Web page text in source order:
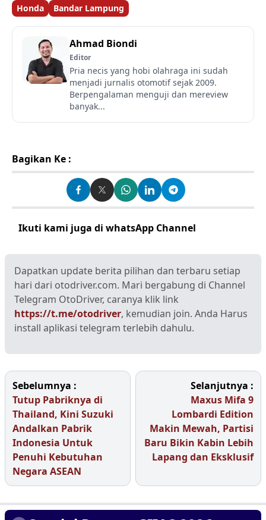
Honda Bandar Lampung
Ahmad Biondi
Editor
Pria necis yang hobi olahraga ini sudah
menjadi jurnalis otomotif sejak 2009.
Berpengalaman menguji dan mereview
banyak...
Bagikan Ke :
Ikuti kami juga di whatsApp Channel
Dapatkan update berita pilihan dan terbaru setiap
hari dari otodriver.com. Mari bergabung di Channel
Telegram OtoDriver, caranya klik link
https://t.me/otodriver, kemudian join. Anda Harus
install aplikasi telegram terlebih dahulu.
Sebelumnya :
Tutup Pabriknya di
Thailand, Kini Suzuki
Andalkan Pabrik
Indonesia Untuk
Penuhi Kebutuhan
Negara ASEAN
Selanjutnya :
Maxus Mifa 9
Lombardi Edition
Makin Mewah, Partisi
Baru Bikin Kabin Lebih
Lapang dan Eksklusif